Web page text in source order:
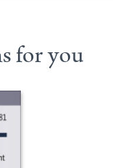
for you